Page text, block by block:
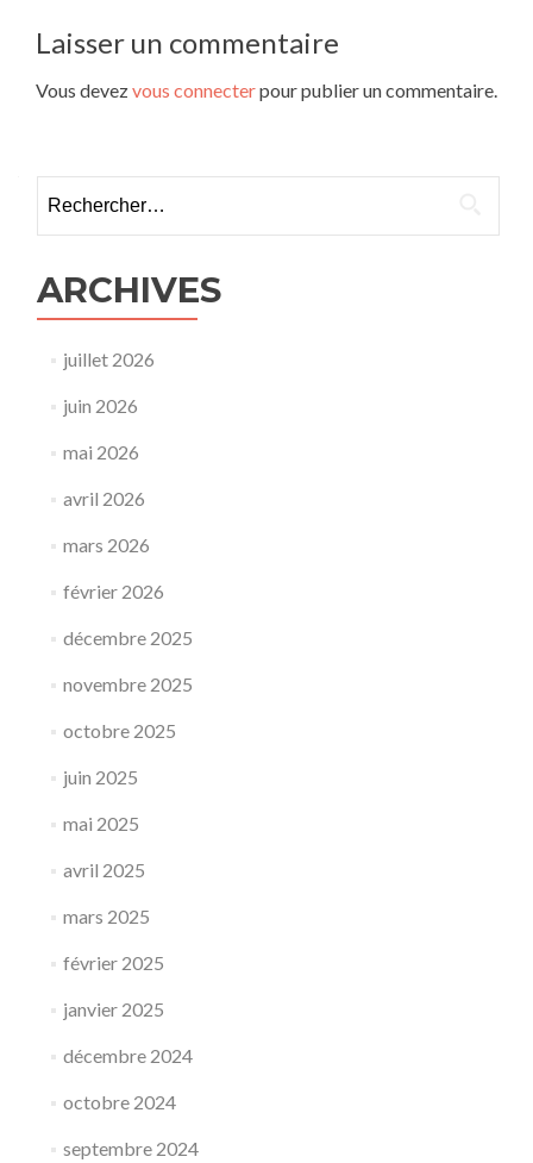
l’article
Laisser un commentaire
Vous devezvous connecterpour publier un commentaire.
ARCHIVES
juillet 2026
juin 2026
mai 2026
avril 2026
mars 2026
février 2026
décembre 2025
novembre 2025
octobre 2025
juin 2025
mai 2025
avril 2025
mars 2025
février 2025
janvier 2025
décembre 2024
octobre 2024
septembre 2024